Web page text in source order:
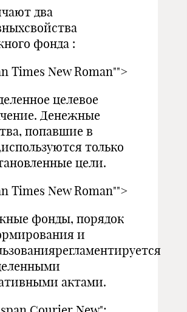
два
фонда :
Times New Roman"">
целевое
Денежные
попавшие в
только
цели.
Times New Roman"">
фонды, порядок
и
актами.